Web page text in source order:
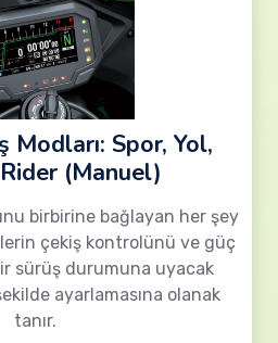
Modları: Spor, Yol,
(Manuel)
birbirine bağlayan her şey
çekiş kontrolünü ve güç
sürüş durumuna uyacak
ayarlamasına olanak
tanır.